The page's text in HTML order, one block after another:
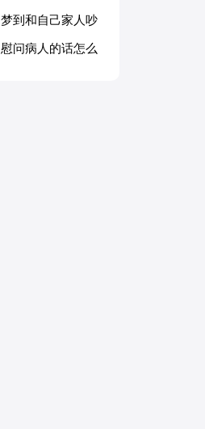
处
梦到和自己家人吵
架哭了
慰问病人的话怎么